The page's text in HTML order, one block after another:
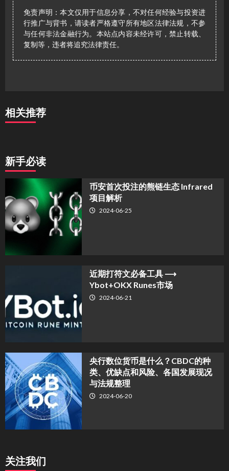
免责声明：本文仅用于信息分享，不对任何经验与投资进
行推广与背书，请读者严格遵守所有地区法律法规，不参
与任何非法金融行为。本站点内容未经许可，禁止转载、
复制等，违者将追究法律责任。
相关推荐
新手必读
币安首次投注的熊链生态 Infrared
项目解析
2024-06-25
近期打符文必备工具 ⟶
Ybot+OKX Runes市场
2024-06-21
央行数位货币是什么？CBDC的种
类、优缺点和风险、各国发展现况
与法规整理
2024-06-20
关注我们